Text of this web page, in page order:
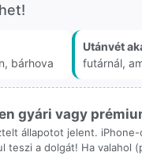
bárhova
Utánvét
futárnál,
gyári vagy
állapotot jelent.
teszi a dolgát! Ha valahol